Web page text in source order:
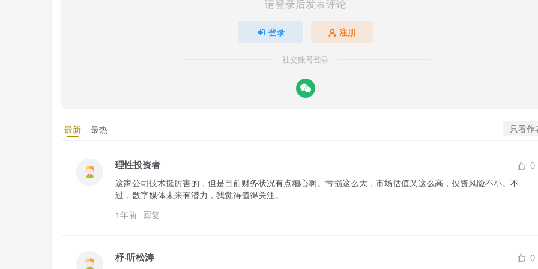
请登录后发表评论
登录 注册
社交账号登录
最新 最热 只看作
理性投资者 0
这家公司技术挺厉害的，但是目前财务状况有点糟心啊。亏损这么大，市场估值又这么高，投资风险不小。不
过，数字媒体未来有潜力，我觉得值得关注。
1年前 回复
杼·听松涛 0